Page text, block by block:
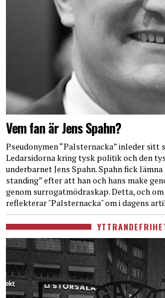
Vem fan är Jens Spahn?
Pseudonymen “Palsternacka” inleder sitt
Ledarsidorna kring tysk politik och den
underbarnet Jens Spahn. Spahn fick
standing” efter att han och hans make
genom surrogatmödraskap. Detta, och
reflekterar "Palsternacka" om i dagens